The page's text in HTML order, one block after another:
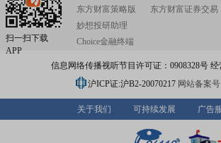
扫一扫下载
APP
东方财富策略版
妙想投研助理
Choice金融终端
东方财富证券交易
信息网络传播视听节目许可证：0908328号
沪ICP证:沪B2-20070217 网站备案
关于我们 可持续发展 广告